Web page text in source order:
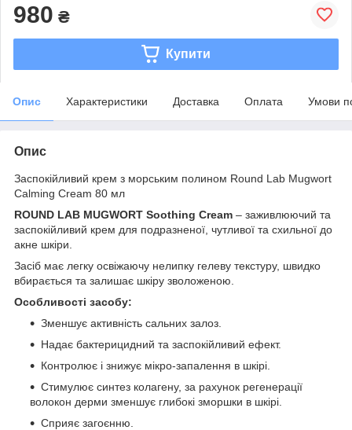
980 ₴
Купити
Опис Характеристики Доставка Оплата Умови
Опис
Заспокійливий крем з морським полином Round Lab Mugwort
Calming Cream 80 мл
ROUND LAB MUGWORT Soothing Cream – заживлюючий та
заспокійливий крем для подразненої, чутливої та схильної до
акне шкіри.
Засіб має легку освіжаючу нелипку гелеву текстуру, швидко
вбирається та залишає шкіру зволоженою.
Особливості засобу:
Зменшує активність сальних залоз.
Надає бактерицидний та заспокійливий ефект.
Контролює і знижує мікро-запалення в шкірі.
Стимулює синтез колагену, за рахунок регенерації
волокон дерми зменшує глибокі зморшки в шкірі.
Сприяє загоєнню.